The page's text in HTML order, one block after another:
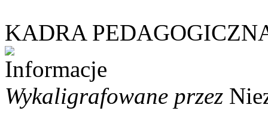
KADRA
Wykaligrafowane przez